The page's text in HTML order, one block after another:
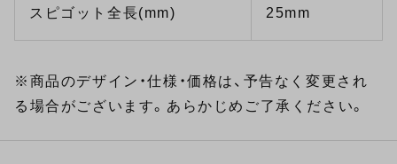
スピゴット全長(mm) 25mm
※商品のデザイン・仕様・価格は、予告なく変更され
る場合がございます。あらかじめご了承ください。